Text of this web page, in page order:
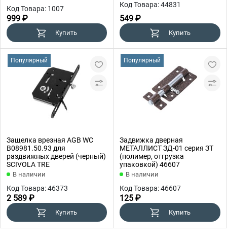
Код Товара: 1007
999 ₽
Купить
Код Товара: 44831
549 ₽
Купить
Популярный
Защелка врезная AGB WC
B08981.50.93 для
раздвижных дверей (черный)
SCIVOLA TRE
В наличии
Код Товара: 46373
2 589 ₽
Купить
Популярный
Задвижка дверная
МЕТАЛЛИСТ ЗД-01 серия ЗТ
(полимер, отгрузка
упаковкой) 46607
В наличии
Код Товара: 46607
125 ₽
Купить